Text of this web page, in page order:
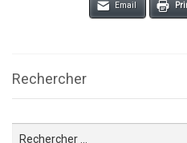
Email
Rechercher